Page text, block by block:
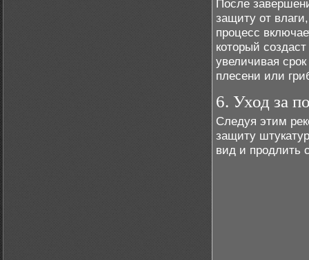
После
защиту от
процесс
который
увеличивая
плесени или
6. Уход за
Следуя этим
защиту
вид и продлить